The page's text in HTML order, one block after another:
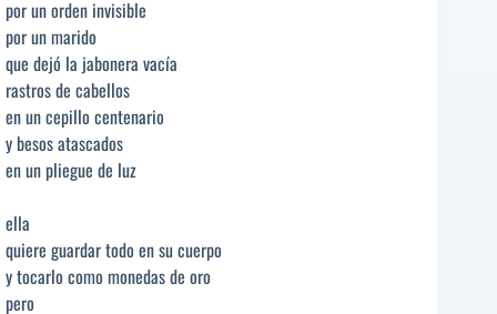
por un orden invisible
por un marido
que dejó la jabonera vacía
rastros de cabellos
en un cepillo centenario
y besos atascados
en un pliegue de luz
ella
quiere guardar todo en su cuerpo
y tocarlo como monedas de oro
pero